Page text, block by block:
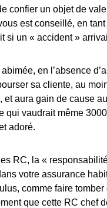
confier un objet de
est conseillé, en
si un « accident »
en l’absence
sa cliente, au
et aura gain de cause
qui vaudrait même
adoré.
RC, la «
votre assurance
comme faire
que cette RC chef